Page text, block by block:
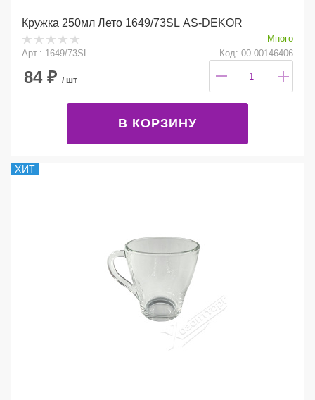
Кружка 250мл Лето 1649/73SL AS-DEKOR
Много
Арт.: 1649/73SL
Код: 00-00146406
84₽ / шт
В КОРЗИНУ
ХИТ